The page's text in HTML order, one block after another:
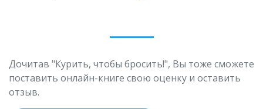
Дочитав "Курить, чтобы бросить!", Вы тоже сможете
поставить онлайн-книге свою оценку и оставить
отзыв.